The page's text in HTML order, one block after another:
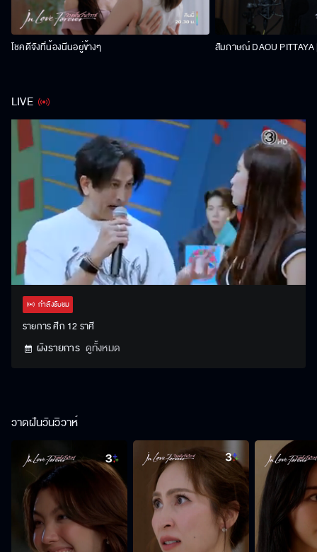
โชคดีจังที่น้องนีนอยู่ข้างๆ สัมภาษณ์ DAOU PITTAYA
LIVE
UnmuteStream Settings
กำลังรับชม
รายการ ศึก 12 ราศี
ผังรายการ ดูทั้งหมด
วาดฝันวันวิวาห์